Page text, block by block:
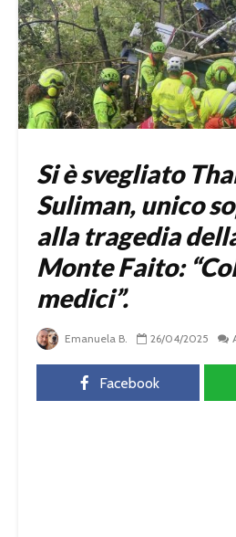
Si è svegliato
Suliman, unico
alla tragedia
Monte Faito:
medici”.
Emanuela B. 26/04/2025
Facebook